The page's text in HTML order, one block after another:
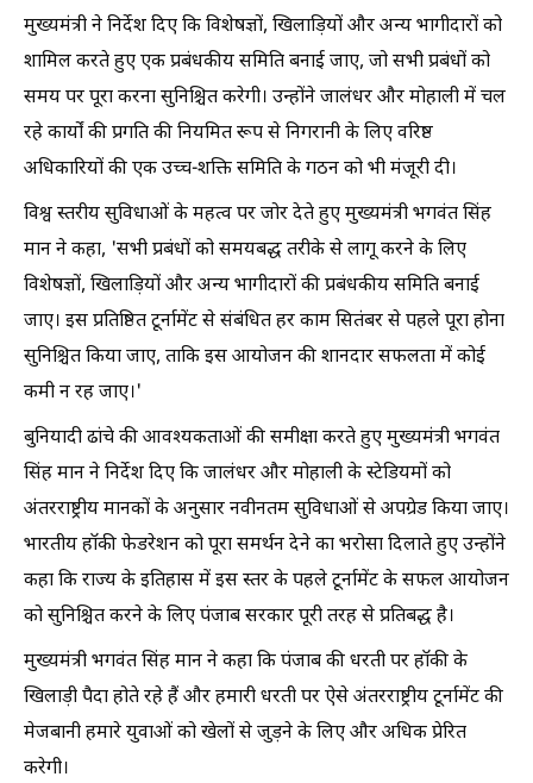
मुख्यमंत्री ने निर्देश दिए कि विशेषज्ञों, खिलाड़ियों और अन्य भागीदारों को
शामिल करते हुए एक प्रबंधकीय समिति बनाई जाए, जो सभी प्रबंधों को
समय पर पूरा करना सुनिश्चित करेगी। उन्होंने जालंधर और मोहाली में चल
रहे कार्यों की प्रगति की नियमित रूप से निगरानी के लिए वरिष्ठ
अधिकारियों की एक उच्च-शक्ति समिति के गठन को भी मंजूरी दी।
विश्व स्तरीय सुविधाओं के महत्व पर जोर देते हुए मुख्यमंत्री भगवंत सिंह
मान ने कहा, 'सभी प्रबंधों को समयबद्ध तरीके से लागू करने के लिए
विशेषज्ञों, खिलाड़ियों और अन्य भागीदारों की प्रबंधकीय समिति बनाई
जाए। इस प्रतिष्ठित टूर्नामेंट से संबंधित हर काम सितंबर से पहले पूरा होना
सुनिश्चित किया जाए, ताकि इस आयोजन की शानदार सफलता में कोई
कमी न रह जाए।'
बुनियादी ढांचे की आवश्यकताओं की समीक्षा करते हुए मुख्यमंत्री भगवंत
सिंह मान ने निर्देश दिए कि जालंधर और मोहाली के स्टेडियमों को
अंतरराष्ट्रीय मानकों के अनुसार नवीनतम सुविधाओं से अपग्रेड किया जाए।
भारतीय हॉकी फेडरेशन को पूरा समर्थन देने का भरोसा दिलाते हुए उन्होंने
कहा कि राज्य के इतिहास में इस स्तर के पहले टूर्नामेंट के सफल आयोजन
को सुनिश्चित करने के लिए पंजाब सरकार पूरी तरह से प्रतिबद्ध है।
मुख्यमंत्री भगवंत सिंह मान ने कहा कि पंजाब की धरती पर हॉकी के
खिलाड़ी पैदा होते रहे हैं और हमारी धरती पर ऐसे अंतरराष्ट्रीय टूर्नामेंट की
मेजबानी हमारे युवाओं को खेलों से जुड़ने के लिए और अधिक प्रेरित
करेगी।